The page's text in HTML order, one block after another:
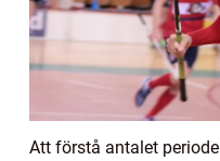
Att förstå antalet